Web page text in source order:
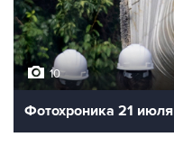
10
Фотохроника 21 июля